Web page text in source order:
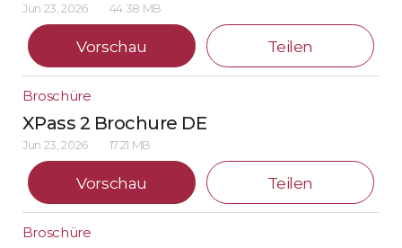
Jun 23, 2026 44.38 MB
Vorschau Teilen
Broschüre
XPass 2 Brochure DE
Jun 23, 2026 17.21 MB
Vorschau Teilen
Broschüre